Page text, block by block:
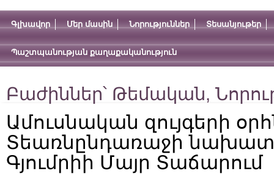
Գլխավոր Մեր մասին Նորություններ Տեսանյութեր
Պաշտպանության քաղաքականություն
Բաժիններ՝ Թեմական,
Ամուսնական զույգերի
Տեառնընդառաջի
Գյումրիի Մայր Տաճարում